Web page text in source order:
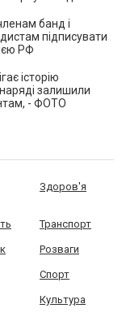
банд і
підписувати
РФ
історію
залишили
- ФОТО
Здоров'я
Транспорт
Розваги
Спорт
Культура